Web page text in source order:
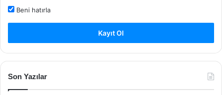
Beni hatırla
Kayıt Ol
Son Yazılar